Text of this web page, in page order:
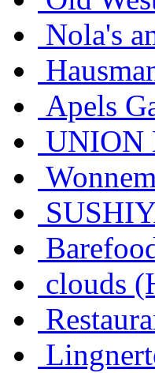
Nola's
Apels
UNION
clouds